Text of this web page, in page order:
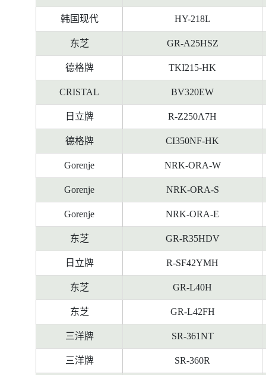
韩国现代 HY-218L
东芝 GR-A25HSZ
德格牌 TKI215-HK
CRISTAL BV320EW
日立牌 R-Z250A7H
德格牌 CI350NF-HK
Gorenje NRK-ORA-W
Gorenje NRK-ORA-S
Gorenje NRK-ORA-E
东芝 GR-R35HDV
日立牌 R-SF42YMH
东芝 GR-L40H
东芝 GR-L42FH
三洋牌 SR-361NT
三洋牌 SR-360R